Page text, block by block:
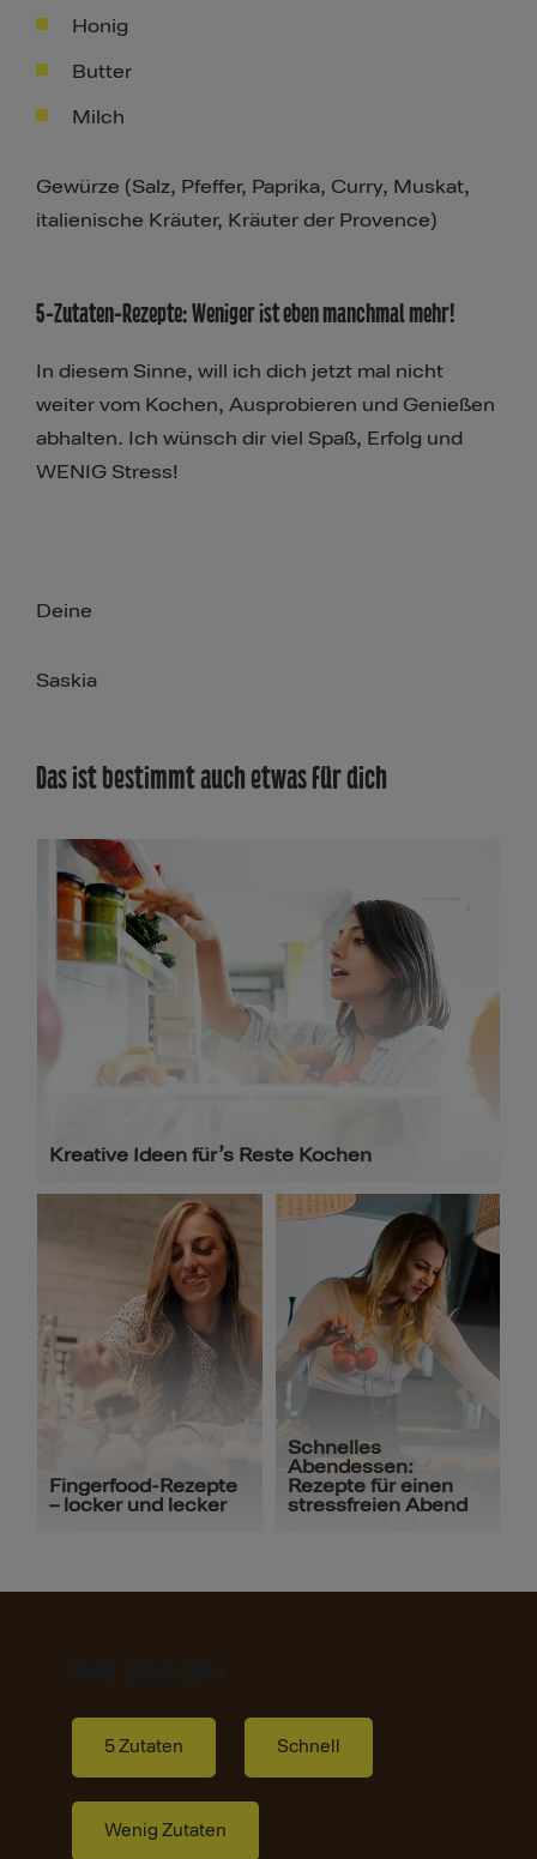
Honig
Butter
Milch
Gewürze (Salz, Pfeffer, Paprika, Curry, Muskat,
italienische Kräuter, Kräuter der Provence)
5-Zutaten-Rezepte: Weniger ist eben manchmal mehr!
In diesem Sinne, will ich dich jetzt mal nicht
weiter vom Kochen, Ausprobieren und Genießen
abhalten. Ich wünsch dir viel Spaß, Erfolg und
WENIG Stress!
Deine
Saskia
Das ist bestimmt auch etwas für dich
Kreative Ideen für’s Reste Kochen
Fingerfood-Rezepte
– locker und lecker
Schnelles
Abendessen:
Rezepte für einen
stressfreien Abend
5 Zutaten Schnell
Wenig Zutaten